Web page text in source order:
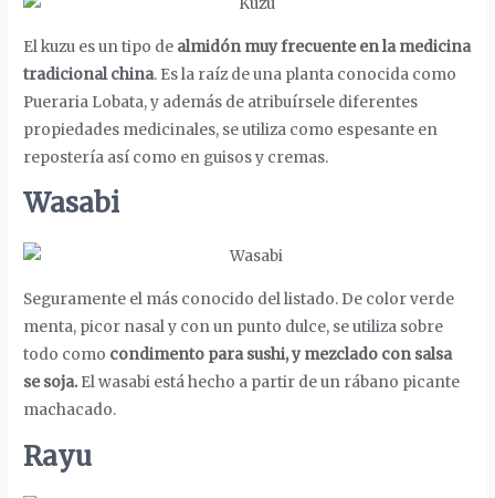
El kuzu es un tipo de almidón muy frecuente en la medicina
tradicional china. Es la raíz de una planta conocida como
Pueraria Lobata, y además de atribuírsele diferentes
propiedades medicinales, se utiliza como espesante en
repostería así como en guisos y cremas.
Wasabi
Seguramente el más conocido del listado. De color verde
menta, picor nasal y con un punto dulce, se utiliza sobre
todo como condimento para sushi, y mezclado con salsa
se soja. El wasabi está hecho a partir de un rábano picante
machacado.
Rayu